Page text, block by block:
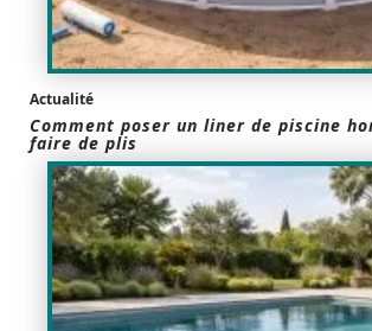
Actualité
Comment poser un liner de piscine
faire de plis